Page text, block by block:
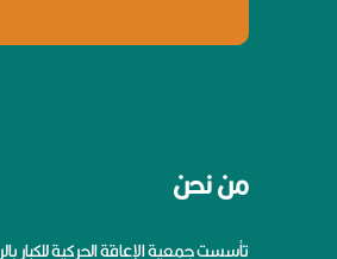
من نحن
تأسست جمعية الإعاقة الحركية للكبار